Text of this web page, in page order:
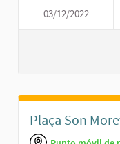
03/12/2022
Plaça Son